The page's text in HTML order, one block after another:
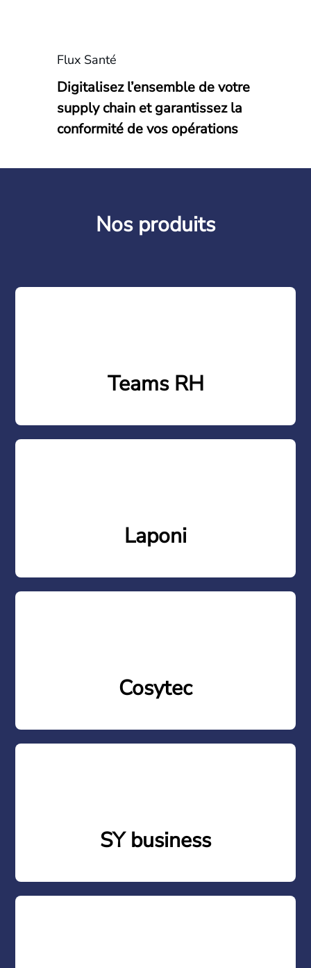
Flux Santé
Digitalisez l’ensemble de votre
supply chain et garantissez la
conformité de vos opérations
Nos produits
Teams RH
Laponi
Cosytec
SY business